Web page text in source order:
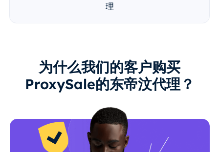
理
为什么我们的客户购买
ProxySale的东帝汶代理？